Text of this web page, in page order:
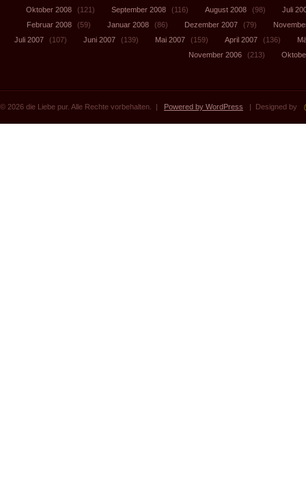
Oktober 2008
(121) September 2008 (116) August 2008 (98)
Juli
Februar 2008
(59) Januar 2008 (86) Dezember 2007 (79)
Juli 2007
(107) Juni 2007 (139) Mai 2007 (159) April 2007 (136)
November 2006
(213)
© 2026 die Liebe pur. Alle Rechte vorbehalten. | Powered by WordPress | Designed by